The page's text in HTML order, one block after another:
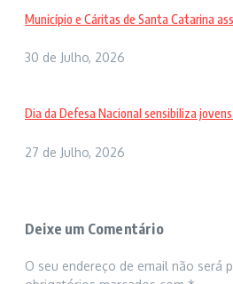
Município e Cáritas de Santa Catarina
30 de Julho, 2026
Dia da Defesa Nacional sensibiliza
27 de Julho, 2026
Deixe um Comentário
O seu endereço de email não será